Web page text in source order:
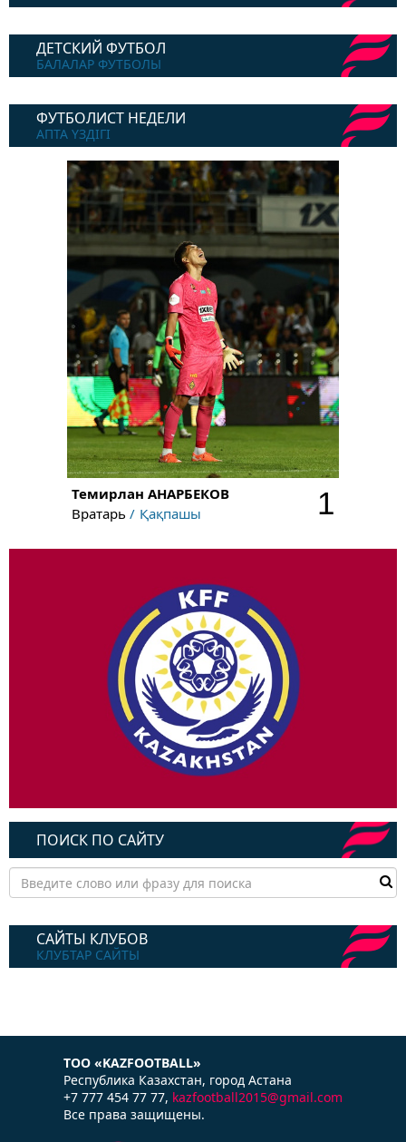
ДЕТСКИЙ ФУТБОЛ
БАЛАЛАР ФУТБОЛЫ
ФУТБОЛИСТ НЕДЕЛИ
АПТА ҮЗДІГІ
Темирлан АНАРБЕКОВ
Вратарь
Қақпашы 1
ПОИСК ПО САЙТУ
САЙТЫ КЛУБОВ
КЛУБТАР САЙТЫ
ТОО «KAZFOOTBALL»
Республика Казаxстан, город Астана
+7 777 454 77 77, kazfootball2015@gmail.com
Все права защищены.